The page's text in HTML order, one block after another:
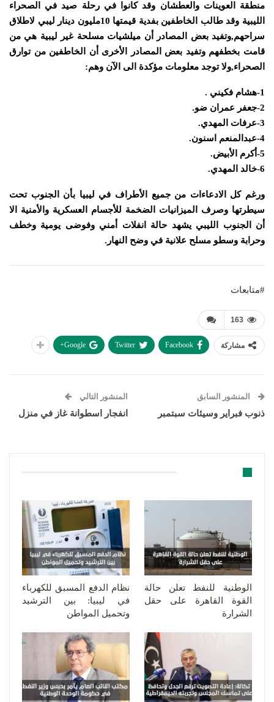
منطقة العوينات والعطشان وقد كانوا في رحلة صيد في الصحراء
الليبية وقد طالب الخاطفين بفدية قيمتها 10مليون دينار ليبي لاطلاق
سراحهم,وتفيد بعض المصادر أن ميلشيات مسلحة غير ليبية هي من
قامت بخطفهم وتفيد بعض المصادر الأخرى أن الخاطفين من توارق
الصحراء,ولا توجد معلومات مؤكدة الى الآن وهم:
1-هشام فكيني .
2-جعفر عمران ضو.
3-عرفات المهدي.
4-عبدالمنعم اسنون.
5-أكرم الأبيض.
6-خالد المهدي.
ورغم كل الادعاءات من جميع الأطراف في ليبيا بأن الجنوب تحت
سيطرتها وصرف الميزانيات الضخمة للأجسام العسكرية والأمنية الا
أن الجنوب الليبي يشهد حالة انفلات أمني وفوضى يومية وخطف
وحرابة وسطو مسلح علانية في وضح النهار.
#متابعات
163
مشاركة Facebook
Twitter
Google+
المنشور السابق
ذنوب فبراير وسيئات سبتمبر
المنشور التالي
انفجار اسطوانة غاز في منزل
الوطنية للنفط تعلن حالة
القوة القاهرة على حقل
الشرارة
نظام الدفع المسبق للكهرباء
في ليبيا: بين الترشيد
وتحميل المواطن